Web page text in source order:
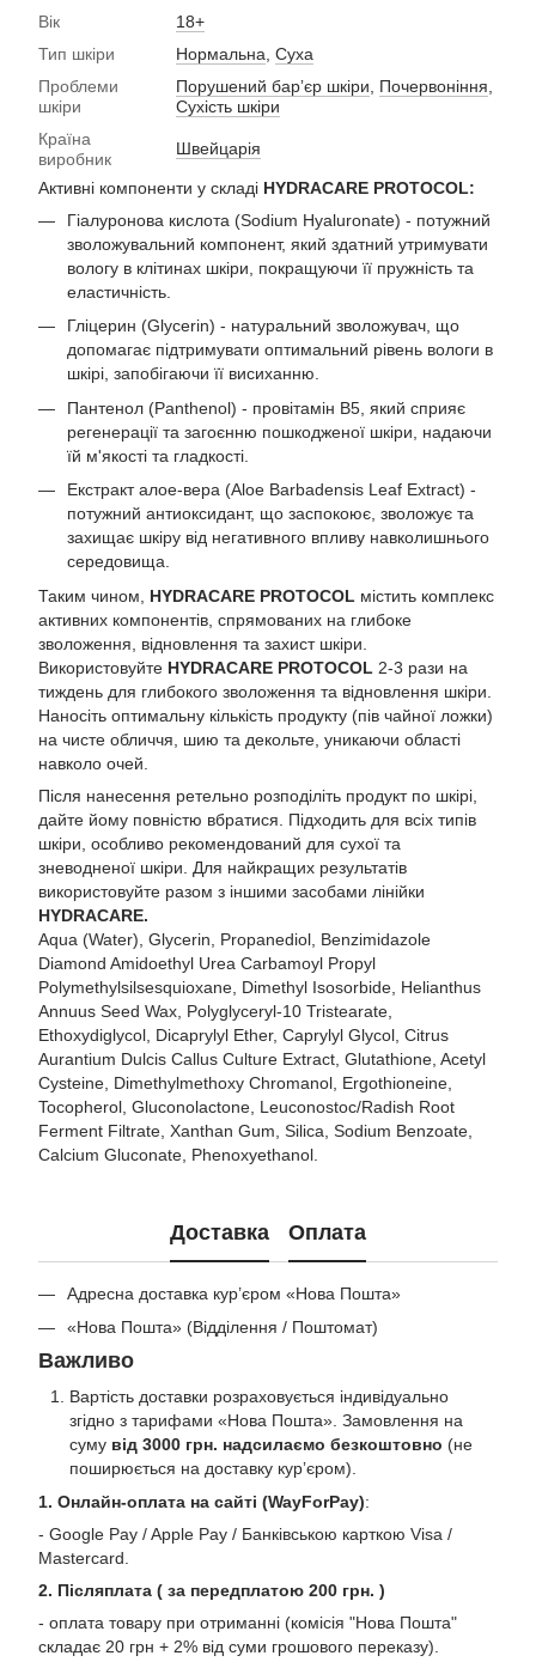
Вік
18+
Тип шкіри
Нормальна Суха
Проблеми
шкіри
Порушений барʼєр шкіри Почервоніння
Сухість шкіри
Країна
виробник
Швейцарія
Активні компоненти у складі HYDRACARE PROTOCOL:
Гіалуронова кислота (Sodium Hyaluronate) - потужний
зволожувальний компонент, який здатний утримувати
вологу в клітинах шкіри, покращуючи її пружність та
еластичність.
Гліцерин (Glycerin) - натуральний зволожувач, що
допомагає підтримувати оптимальний рівень вологи в
шкірі, запобігаючи її висиханню.
Пантенол (Panthenol) - провітамін В5, який сприяє
регенерації та загоєнню пошкодженої шкіри, надаючи
їй м'якості та гладкості.
Екстракт алое-вера (Aloe Barbadensis Leaf Extract) -
потужний антиоксидант, що заспокоює, зволожує та
захищає шкіру від негативного впливу навколишнього
середовища.
Таким чином, HYDRACARE PROTOCOL містить комплекс
активних компонентів, спрямованих на глибоке
зволоження, відновлення та захист шкіри.
Використовуйте HYDRACARE PROTOCOL 2-3 рази на
тиждень для глибокого зволоження та відновлення шкіри.
Наносіть оптимальну кількість продукту (пів чайної ложки)
на чисте обличчя, шию та декольте, уникаючи області
навколо очей.
Після нанесення ретельно розподіліть продукт по шкірі,
дайте йому повністю вбратися. Підходить для всіх типів
шкіри, особливо рекомендований для сухої та
зневодненої шкіри. Для найкращих результатів
використовуйте разом з іншими засобами лінійки
HYDRACARE.
Aqua (Water), Glycerin, Propanediol, Benzimidazole
Diamond Amidoethyl Urea Carbamoyl Propyl
Polymethylsilsesquioxane, Dimethyl Isosorbide, Helianthus
Annuus Seed Wax, Polyglyceryl-10 Tristearate,
Ethoxydiglycol, Dicaprylyl Ether, Caprylyl Glycol, Citrus
Aurantium Dulcis Callus Culture Extract, Glutathione, Acetyl
Cysteine, Dimethylmethoxy Chromanol, Ergothioneine,
Tocopherol, Gluconolactone, Leuconostoc/Radish Root
Ferment Filtrate, Xanthan Gum, Silica, Sodium Benzoate,
Calcium Gluconate, Phenoxyethanol.
Доставка Оплата
Адресна доставка кур’єром «Нова Пошта»
«Нова Пошта» (Відділення / Поштомат)
Важливо
Вартість доставки розраховується індивідуально
згідно з тарифами «Нова Пошта». Замовлення на
суму від 3000 грн. надсилаємо безкоштовно (не
поширюється на доставку курʼєром).
1. Онлайн-оплата на сайті (WayForPay):
- Google Pay / Apple Pay / Банківською карткою Visa /
Mastercard.
2. Післяплата ( за передплатою 200 грн. )
- оплата товару при отриманні (комісія "Нова Пошта"
складає 20 грн + 2% від суми грошового переказу).